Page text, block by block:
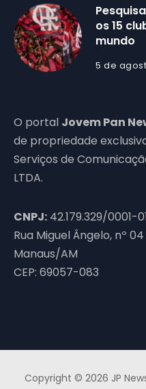
os 15
mundo
5 de
O portal Jovem Pan
de propriedade
Serviços de
LTDA.
CNPJ: 42.179.329/0001-
Rua Miguel Ângelo, nº
Manaus/AM
CEP: 69057-083
Copyright © 2026 JP